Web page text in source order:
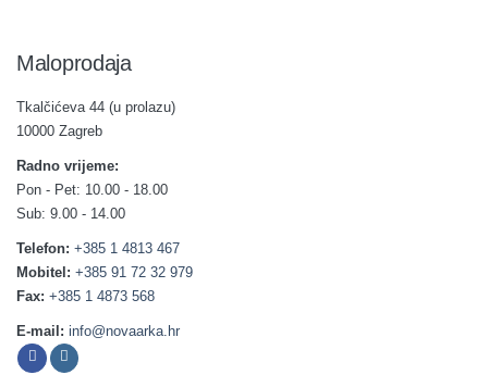
Maloprodaja
Tkalčićeva 44 (u prolazu)
10000 Zagreb
Radno vrijeme:
Pon - Pet: 10.00 - 18.00
Sub: 9.00 - 14.00
Telefon: +385 1 4813 467
Mobitel: +385 91 72 32 979
Fax: +385 1 4873 568
E-mail: info@novaarka.hr